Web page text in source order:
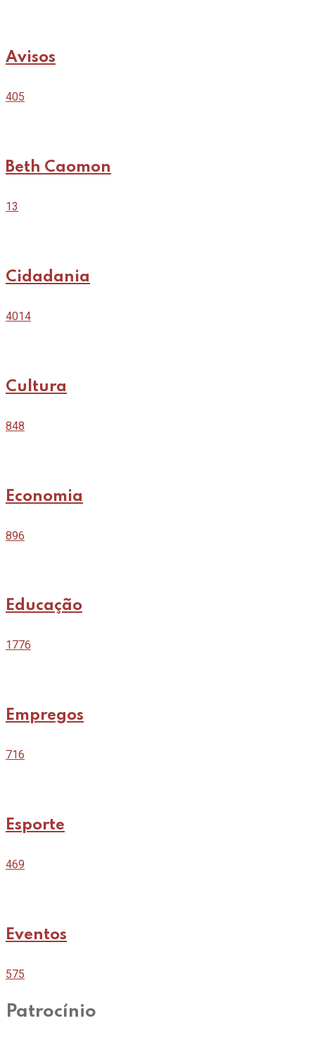
Avisos
405
Beth Caomon
13
Cidadania
4014
Cultura
848
Economia
896
Educação
1776
Empregos
716
Esporte
469
Eventos
575
Patrocínio